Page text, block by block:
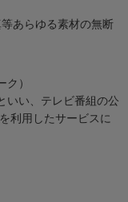
あらゆる素材の無断
ク）
いい、テレビ番組の公
利用したサービスに